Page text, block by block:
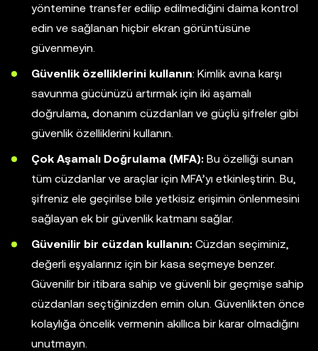
yöntemine transfer edilip edilmediğini daima kontrol
edin ve sağlanan hiçbir ekran görüntüsüne
güvenmeyin.
Güvenlik özelliklerini kullanın: Kimlik avına karşı
savunma gücünüzü artırmak için iki aşamalı
doğrulama, donanım cüzdanları ve güçlü şifreler gibi
güvenlik özelliklerini kullanın.
Çok Aşamalı Doğrulama (MFA): Bu özelliği sunan
tüm cüzdanlar ve araçlar için MFA’yı etkinleştirin. Bu,
şifreniz ele geçirilse bile yetkisiz erişimin önlenmesini
sağlayan ek bir güvenlik katmanı sağlar.
Güvenilir bir cüzdan kullanın: Cüzdan seçiminiz,
değerli eşyalarınız için bir kasa seçmeye benzer.
Güvenilir bir itibara sahip ve güvenli bir geçmişe sahip
cüzdanları seçtiğinizden emin olun. Güvenlikten önce
kolaylığa öncelik vermenin akıllıca bir karar olmadığını
unutmayın.